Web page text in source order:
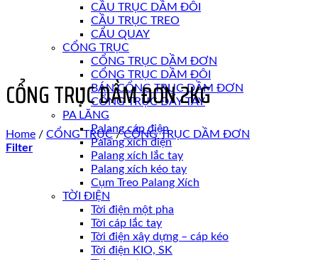
CẦU TRỤC DẦM ĐÔI
CẦU TRỤC TREO
CẨU QUAY
CỔNG TRỤC
CỔNG TRỤC DẦM ĐƠN
CỔNG TRỤC DẦM ĐÔI
BÁN CỔNG TRỤC DẦM ĐƠN
CỔNG TRỤC ĐẨY TAY
PA LĂNG
Palang cáp điện
Palang xích điện
Palang xích lắc tay
Palang xích kéo tay
Cụm Treo Palang Xích
TỜI ĐIỆN
Tời điện một pha
Tời cáp lắc tay
Tời điện xây dựng – cáp kéo
Tời điện KIO, SK
CỔNG TRỤC DẦM ĐƠN 2KG
Home / CỔNG TRỤC / CỔNG TRỤC DẦM ĐƠN
Filter